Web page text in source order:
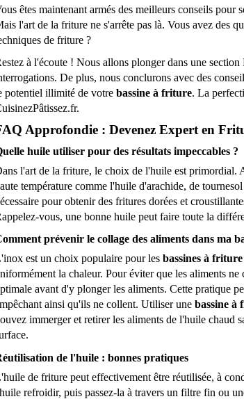
êtes maintenant armés des meilleurs conseils pour
l'art de la friture ne s'arrête pas là. Vous avez des
de friture ?
à l'écoute ! Nous allons plonger dans une
De plus, nous conclurons avec des
potentiel illimité de votre bassine à friture. La
Approfondie : Devenez Expert en
huile utiliser pour des résultats impeccables ?
l'art de la friture, le choix de l'huile est primordial.
température comme l'huile d'arachide, de
pour obtenir des fritures dorées et
vous, une bonne huile peut faire toute la
prévenir le collage des aliments dans ma
est un choix populaire pour les bassines à friture
la chaleur. Pour éviter que les aliments
avant d'y plonger les aliments. Cette pratique
ainsi qu'ils ne collent. Utiliser une bassine à
immerger et retirer les aliments de l'huile chaud
de l'huile : bonnes pratiques
de friture peut effectivement être réutilisée, à
refroidir, puis passez-la à travers un filtre fin ou